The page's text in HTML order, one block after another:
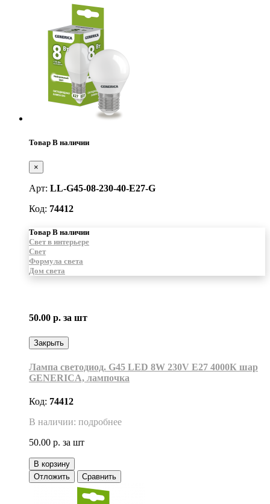
Товар В наличии
×
Арт: LL-G45-08-230-40-E27-G
Код: 74412
Товар В наличии
Свет в интерьере
Свет
Формула света
Дом света
50.00 р. за шт
Закрыть
Лампа светодиод. G45 LED 8W 230V E27 4000К шар
GENERICA, лампочка
Код: 74412
В наличии: подробнее
50.00 р. за шт
В корзину
Отложить
Сравнить